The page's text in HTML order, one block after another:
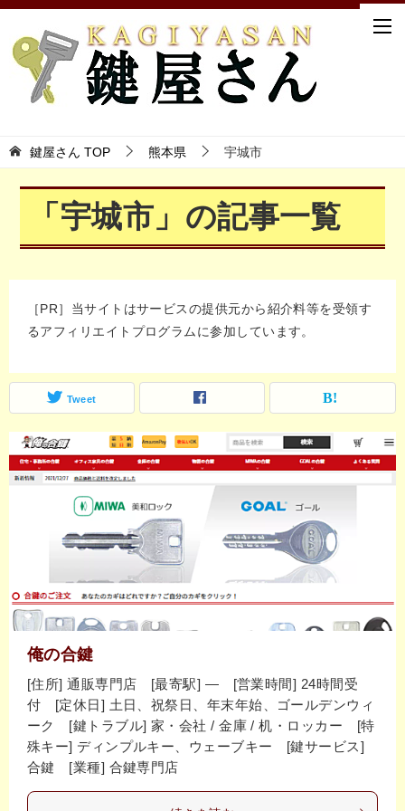
鍵屋さん TOP 熊本県 宇城市
「宇城市」の記事一覧
［PR］当サイトはサービスの提供元から紹介料等を受領す
るアフィリエイトプログラムに参加しています。
Tweet
俺の合鍵
[住所] 通販専門店 [最寄駅] ― [営業時間] 24時間受
付 [定休日] 土日、祝祭日、年末年始、ゴールデンウィ
ーク [鍵トラブル] 家・会社 / 金庫 / 机・ロッカー [特
殊キー] ディンプルキー、ウェーブキー [鍵サービス]
合鍵 [業種] 合鍵専門店